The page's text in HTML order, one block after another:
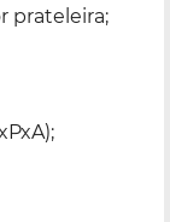
prateleira;